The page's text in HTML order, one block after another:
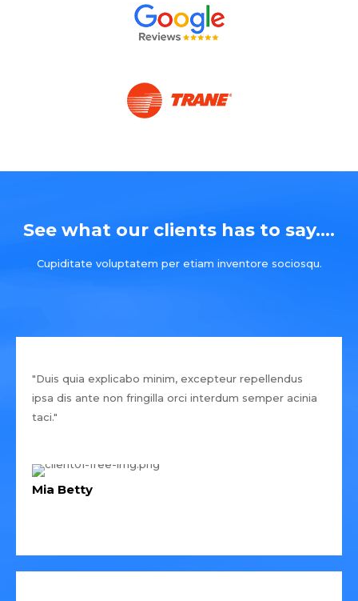
See what our clients has to say....
Cupiditate voluptatem per etiam inventore sociosqu.
"Duis quia explicabo minim, excepteur repellendus
ipsa dis ante non fringilla orci interdum semper acinia
taci."
Mia Betty